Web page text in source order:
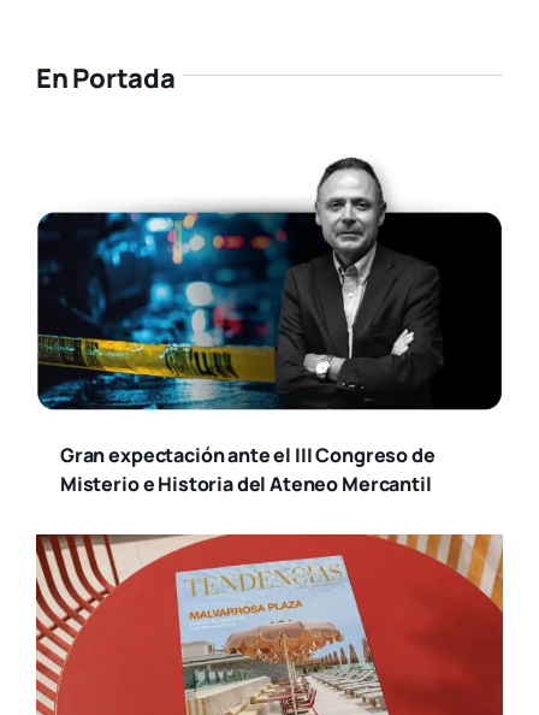
Gran expectación ante el III Congreso de
Misterio e Historia del Ateneo Mercantil
Ya está disponible la nueva edición de
Tendencias Diseño